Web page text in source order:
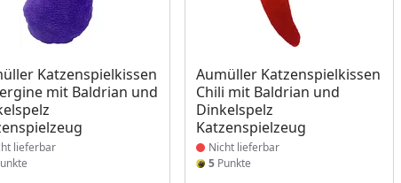
Katzenspielkissen
mit Baldrian und
nicht lieferbar
lieferbar
Aumüller Katzenspielkissen
Chili mit Baldrian und
Dinkelspelz
Katzenspielzeug
Produkt nicht lieferbar
Nicht lieferbar
5 Punkte